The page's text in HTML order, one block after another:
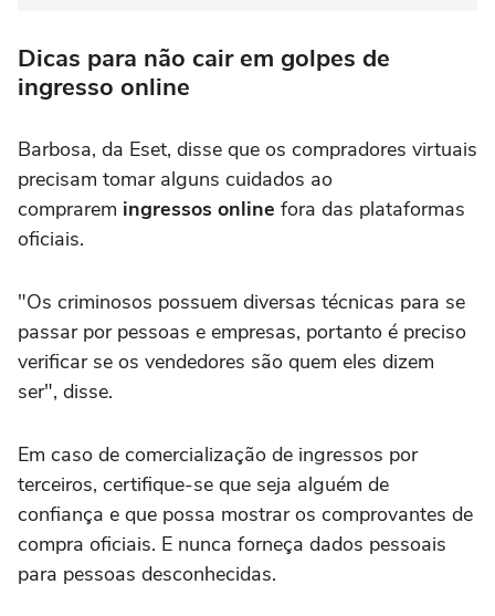
Dicas para não cair em golpes de
ingresso online
Barbosa, da Eset, disse que os compradores virtuais
precisam tomar alguns cuidados ao
comprarem ingressos online fora das plataformas
oficiais.
"Os criminosos possuem diversas técnicas para se
passar por pessoas e empresas, portanto é preciso
verificar se os vendedores são quem eles dizem
ser", disse.
Em caso de comercialização de ingressos por
terceiros, certifique-se que seja alguém de
confiança e que possa mostrar os comprovantes de
compra oficiais. E nunca forneça dados pessoais
para pessoas desconhecidas.